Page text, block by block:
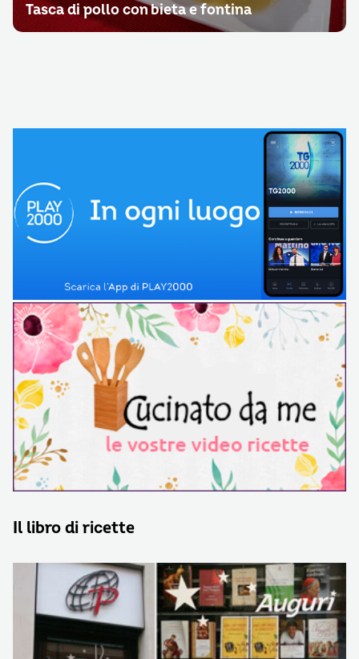
Tasca di pollo con bieta e fontina
Il libro di ricette